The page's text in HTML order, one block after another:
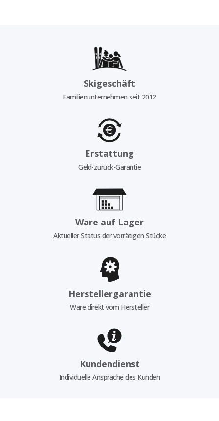
Skigeschäft
Familienunternehmen seit 2012
Erstattung
Geld-zurück-Garantie
Ware auf Lager
Aktueller Status der vorrätigen Stücke
Herstellergarantie
Ware direkt vom Hersteller
Kundendienst
Individuelle Ansprache des Kunden